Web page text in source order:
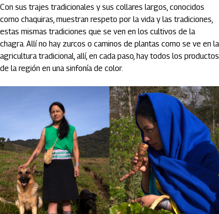
Con sus trajes tradicionales y sus collares largos, conocidos
como chaquiras, muestran respeto por la vida y las tradiciones,
estas mismas tradiciones que se ven en los cultivos de la
chagra. Allí no hay zurcos o caminos de plantas como se ve en la
agricultura tradicional, allí, en cada paso, hay todos los productos
de la región en una sinfonía de color.